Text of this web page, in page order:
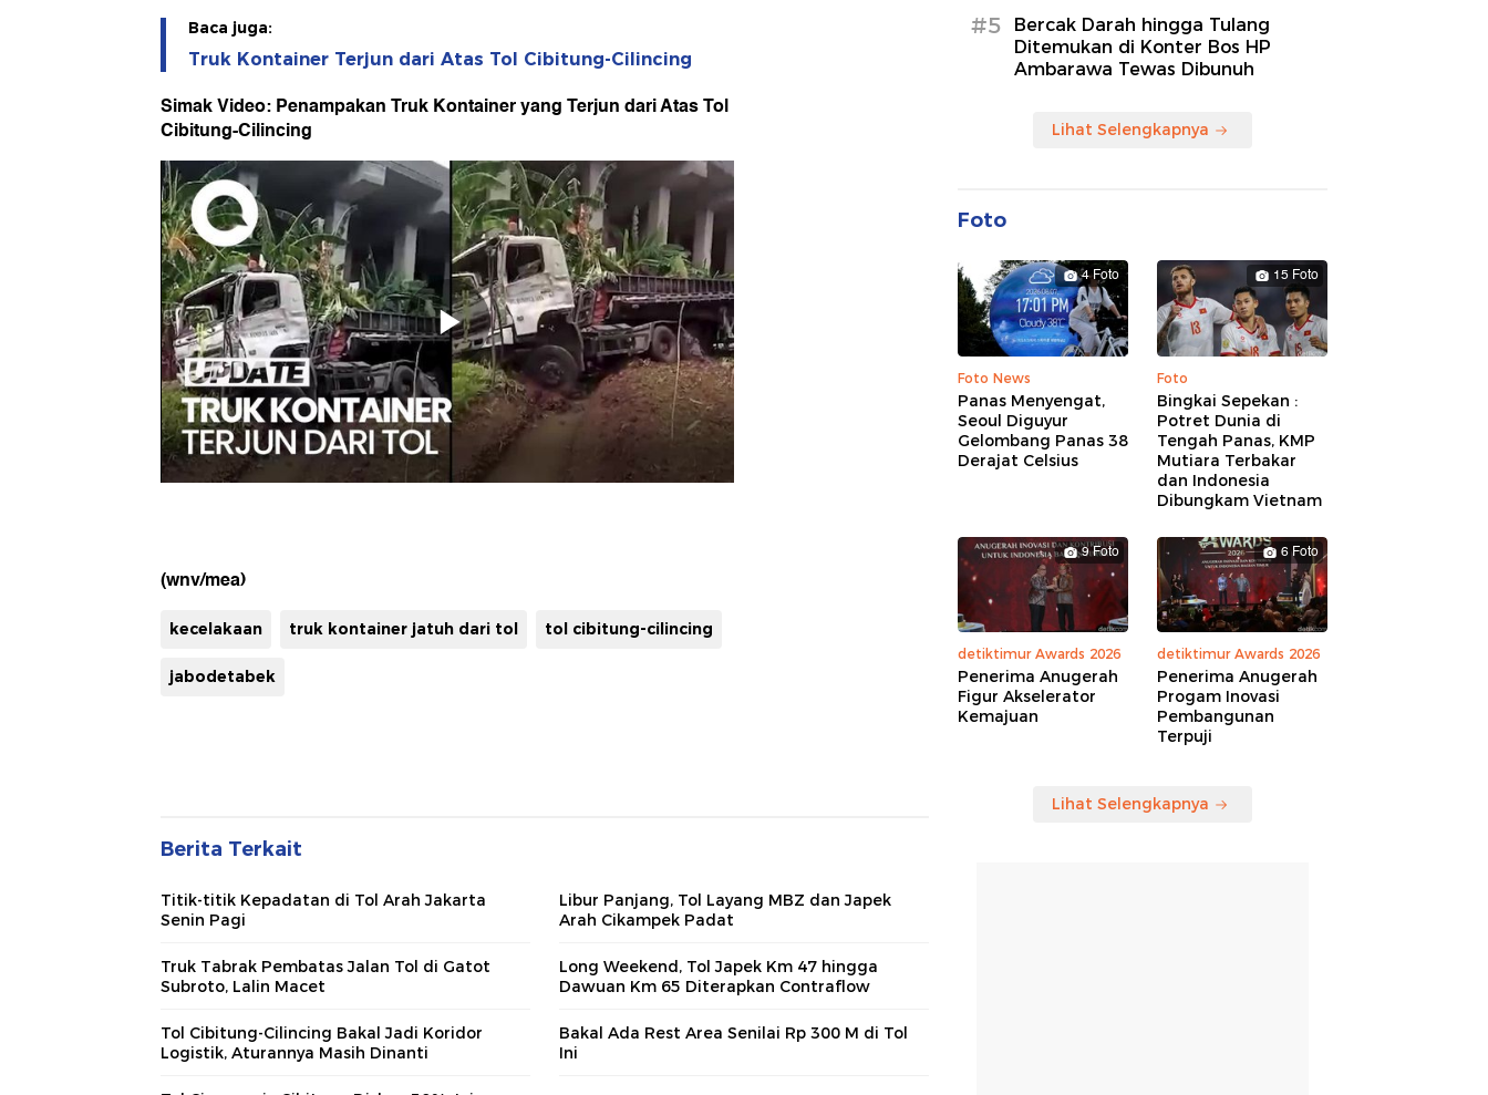
Baca juga:
Truk Kontainer Terjun dari Atas Tol Cibitung-Cilincing
Simak Video: Penampakan Truk Kontainer yang Terjun dari Atas Tol
Cibitung-Cilincing
(wnv/mea)
kecelakaan truk kontainer jatuh dari tol tol cibitung-cilincing
jabodetabek
Berita Terkait
Titik-titik Kepadatan di Tol Arah Jakarta
Senin Pagi
Libur Panjang, Tol Layang MBZ dan Japek
Arah Cikampek Padat
Truk Tabrak Pembatas Jalan Tol di Gatot
Subroto, Lalin Macet
Long Weekend, Tol Japek Km 47 hingga
Dawuan Km 65 Diterapkan Contraflow
Tol Cibitung-Cilincing Bakal Jadi Koridor
Logistik, Aturannya Masih Dinanti
Bakal Ada Rest Area Senilai Rp 300 M di Tol
Ini
#5
Bercak Darah hingga Tulang
Ditemukan di Konter Bos HP
Ambarawa Tewas Dibunuh
Lihat Selengkapnya
Foto
4 Foto
Foto News
Panas Menyengat,
Seoul Diguyur
Gelombang Panas 38
Derajat Celsius
15 Foto
Foto
Bingkai Sepekan :
Potret Dunia di
Tengah Panas, KMP
Mutiara Terbakar
dan Indonesia
Dibungkam Vietnam
9 Foto
detiktimur Awards 2026
Penerima Anugerah
Figur Akselerator
Kemajuan
6 Foto
detiktimur Awards 2026
Penerima Anugerah
Progam Inovasi
Pembangunan
Terpuji
Lihat Selengkapnya